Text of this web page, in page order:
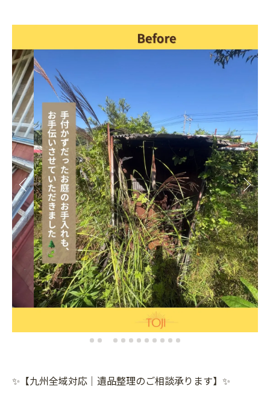
✨【九州全域対応｜遺品整理のご相談承ります】✨